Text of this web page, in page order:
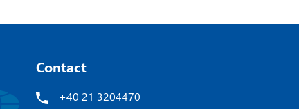
Contact
+40 21 3204470